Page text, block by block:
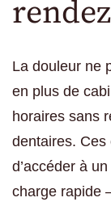
La douleur ne
en plus de
horaires sans
dentaires. Ces
d’accéder à
charge rapide